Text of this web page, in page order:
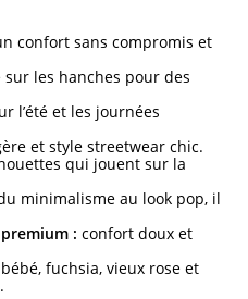
confort sans compromis et
les hanches pour des
l’été et les journées
et style streetwear chic.
qui jouent sur la
minimalisme au look pop, il
: confort doux et
fuchsia, vieux rose et